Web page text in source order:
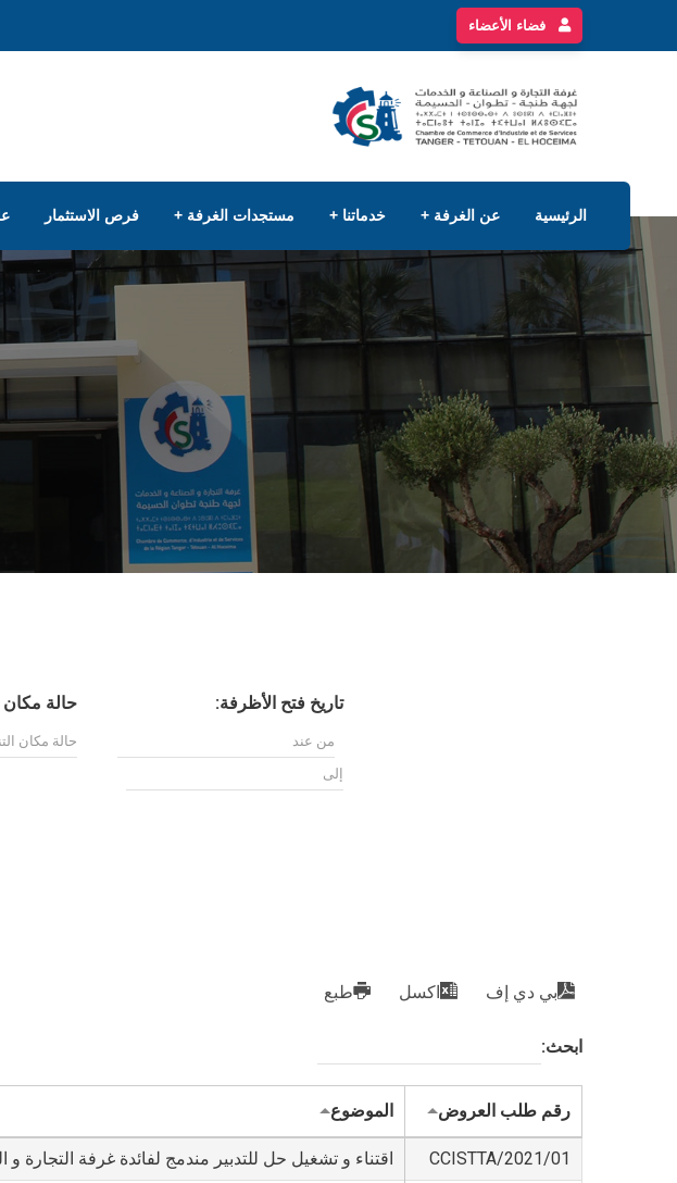
فضاء الأعضاء
الرئيسية عن الغرفة خدماتنا مستجدات الغرفة فرص الاستثمار
حالة مكان تاريخ فتح الأظرفة:
طبع اكسل بي دي إف
ابحث:
رقم طلب العروض الموضوع
01/CCISTTA/2021 اقتناء و تشغيل حل للتدبير مندمج لفائدة غرفة